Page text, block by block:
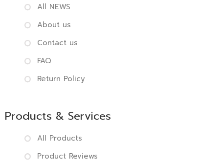
All NEWS
About us
Contact us
FAQ
Return Policy
Products & Services
All Products
Product Reviews